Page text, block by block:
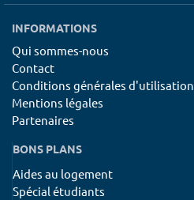
INFORMATIONS
Qui sommes-nous
Contact
Conditions générales d'utilisation
Mentions légales
Partenaires
BONS PLANS
Aides au logement
Spécial étudiants